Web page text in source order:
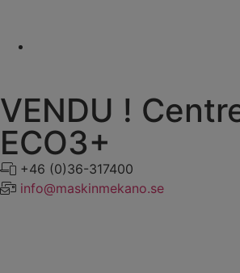
VENDU !
ECO3+
+46 (0)36-317400
info@maskinmekano.se